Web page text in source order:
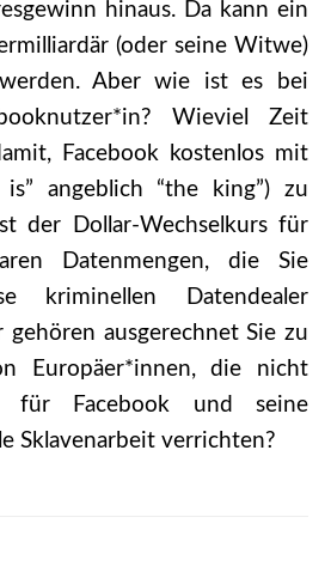
hinaus. Da kann ein
(oder seine Witwe)
Aber wie ist es bei
Wieviel Zeit
Facebook kostenlos mit
is” angeblich “the king”) zu
der Dollar-Wechselkurs für
Datenmengen, die Sie
kriminellen Datendealer
gehören ausgerechnet Sie zu
Europäer*innen, die nicht
für Facebook und seine
Sklavenarbeit verrichten?